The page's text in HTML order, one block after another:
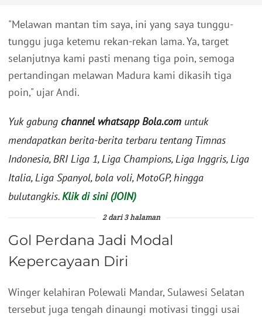
"Melawan mantan tim saya, ini yang saya tunggu-
tunggu juga ketemu rekan-rekan lama. Ya, target
selanjutnya kami pasti menang tiga poin, semoga
pertandingan melawan Madura kami dikasih tiga
poin," ujar Andi.
Yuk gabung channel whatsapp Bola.com untuk
mendapatkan berita-berita terbaru tentang Timnas
Indonesia, BRI Liga 1, Liga Champions, Liga Inggris, Liga
Italia, Liga Spanyol, bola voli, MotoGP, hingga
bulutangkis.Klik di sini (JOIN)
2 dari 3 halaman
Gol Perdana Jadi Modal
Kepercayaan Diri
Winger kelahiran Polewali Mandar, Sulawesi Selatan
tersebut juga tengah dinaungi motivasi tinggi usai